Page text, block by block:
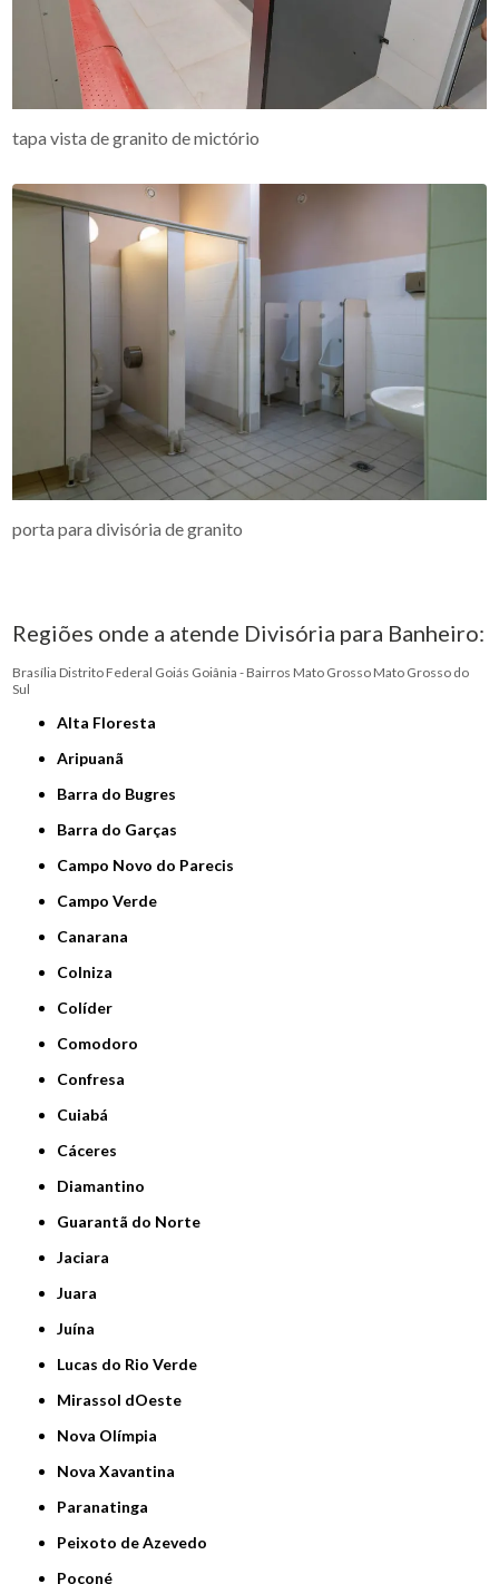
tapa vista de granito de mictório
porta para divisória de granito
Regiões onde a atende Divisória para Banheiro:
Brasília Distrito Federal Goiás Goiânia - Bairros Mato Grosso Mato Grosso do
Sul
Alta Floresta
Aripuanã
Barra do Bugres
Barra do Garças
Campo Novo do Parecis
Campo Verde
Canarana
Colniza
Colíder
Comodoro
Confresa
Cuiabá
Cáceres
Diamantino
Guarantã do Norte
Jaciara
Juara
Juína
Lucas do Rio Verde
Mirassol dOeste
Nova Olímpia
Nova Xavantina
Paranatinga
Peixoto de Azevedo
Poconé